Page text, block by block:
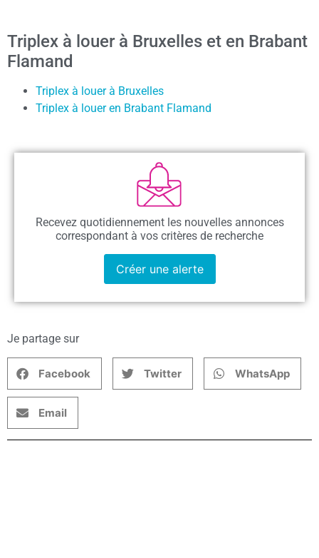
Triplex à louer à Bruxelles et en Brabant
Flamand
Triplex à louer à Bruxelles
Triplex à louer en Brabant Flamand
Recevez quotidiennement les nouvelles annonces
correspondant à vos critères de recherche
Créer une alerte
Je partage sur
Facebook Twitter WhatsApp
Email